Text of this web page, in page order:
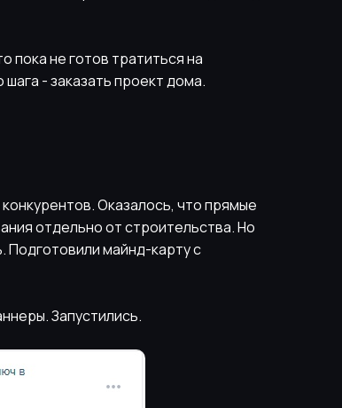
пока не готов тратиться на
- заказать проект дома.
Оказалось, что прямые
отдельно от строительства. Но
Подготовили майнд-карту с
Запустились.